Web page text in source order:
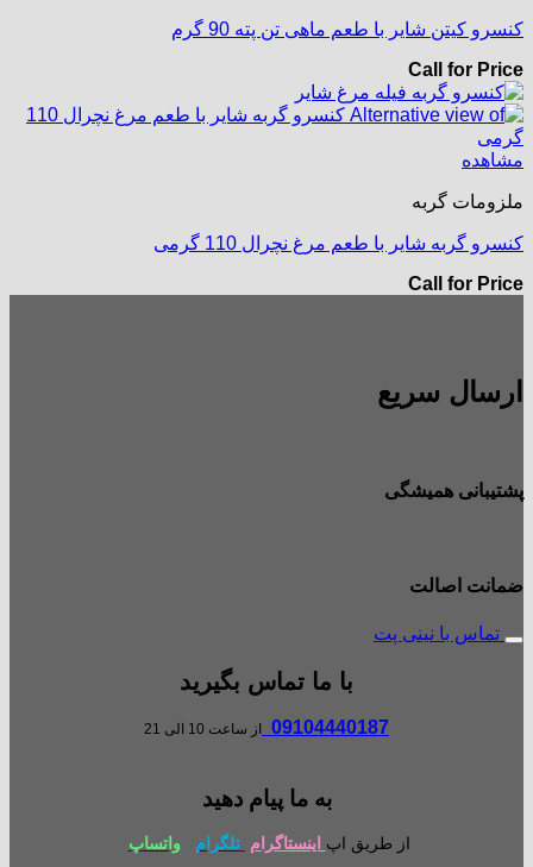
کنسرو کیتن شایر با طعم ماهی تن پته 90 گرم
Call for Price
مشاهده
ملزومات گربه
کنسرو گربه شایر با طعم مرغ نچرال 110 گرمی
Call for Price
ارسال سریع
پشتیبانی همیشگی
ضمانت اصالت
تماس با نینی پت
با ما تماس بگیرید
09104440187 از ساعت 10 الی 21
به ما پیام دهید
از طریق اپ اینستاگرام تلگرام واتساپ